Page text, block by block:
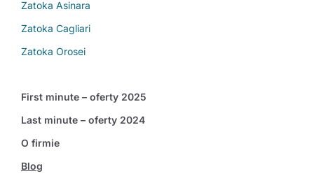
Zatoka Asinara
Zatoka Cagliari
Zatoka Orosei
First minute – oferty 2025
Last minute – oferty 2024
O firmie
Blog